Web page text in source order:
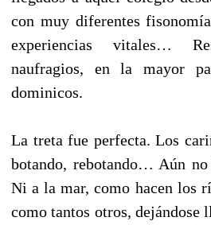
con muy diferentes
experiencias vitales…
naufragios, en la mayor
dominicos.
La treta fue perfecta. Los
botando, rebotando… Aún
Ni a la mar, como hacen los
como tantos otros, dejándose